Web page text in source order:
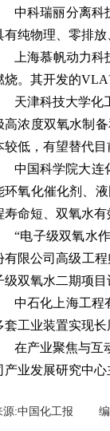
中科瑞丽分离科
有纯物理、零排
上海慕帆动力
烧。其开发的
天津科技大学化
高浓度双氧水制
较低，有望替代
中国科学院大连
环氧化催化剂、
寿命短、双氧水
“电子级双氧水
有限公司高级工
级双氧水二期项
中石化上海工程
套工业装置实现
在产业聚焦与互
产业发展研究中
源:中国化工报